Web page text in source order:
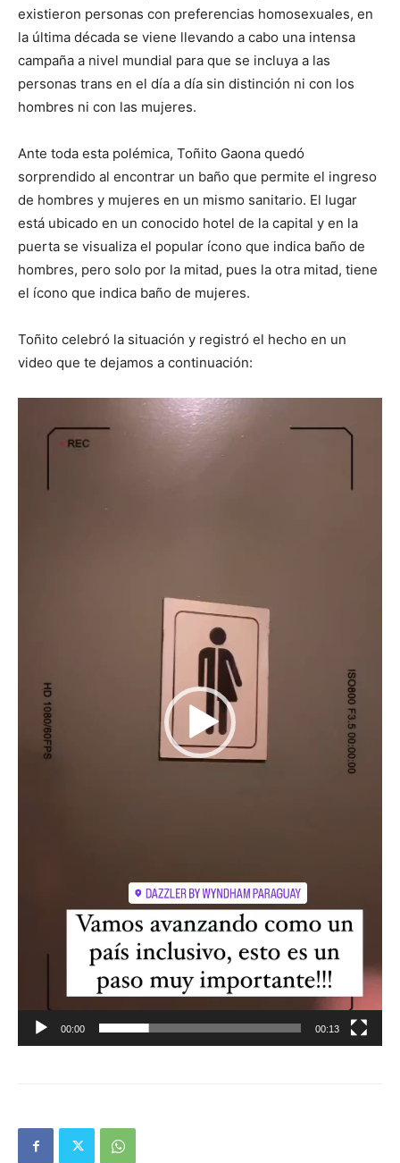
existieron personas con preferencias homosexuales, en
la última década se viene llevando a cabo una intensa
campaña a nivel mundial para que se incluya a las
personas trans en el día a día sin distinción ni con los
hombres ni con las mujeres.
Ante toda esta polémica, Toñito Gaona quedó
sorprendido al encontrar un baño que permite el ingreso
de hombres y mujeres en un mismo sanitario. El lugar
está ubicado en un conocido hotel de la capital y en la
puerta se visualiza el popular ícono que indica baño de
hombres, pero solo por la mitad, pues la otra mitad, tiene
el ícono que indica baño de mujeres.
Toñito celebró la situación y registró el hecho en un
video que te dejamos a continuación:
00:00 00:13